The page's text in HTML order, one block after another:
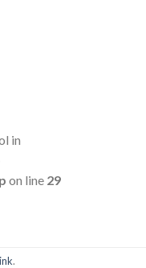
in
on line 29
.